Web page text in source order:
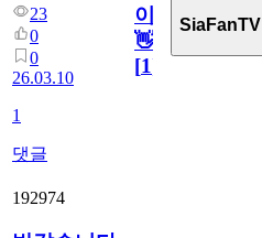
23
0
0
26.03.10
1
댓글
이!
👋
[1]
SiaFanTV
192974